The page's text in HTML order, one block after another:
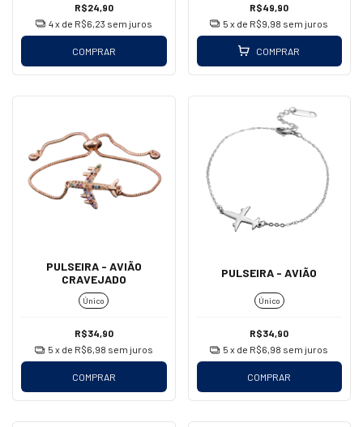
R$24,90
4x de R$6,23 sem juros
COMPRAR
R$49,90
5 x de R$9,98 sem juros
COMPRAR
PULSEIRA - AVIÃO
CRAVEJADO
Único
R$34,90
5 x de R$6,98 sem juros
COMPRAR
PULSEIRA - AVIÃO
Único
R$34,90
5 x de R$6,98 sem juros
COMPRAR